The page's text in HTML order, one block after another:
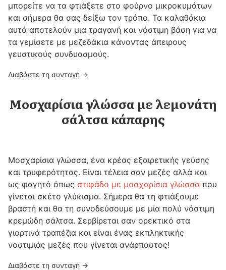
μπορείτε να τα φτιάξετε στο φούρνο μικροκυμάτων
και σήμερα θα σας δείξω τον τρόπο. Τα καλαθάκια
αυτά αποτελούν μια τραγανή και νόστιμη βάση για να
τα γεμίσετε με μεζεδάκια κάνοντας άπειρους
γευστικούς συνδυασμούς.
Διαβάστε τη συνταγή →
Μοσχαρίσια γλώσσα με λεμονάτη
σάλτσα κάπαρης
Μοσχαρίσια γλώσσα, ένα κρέας εξαιρετικής γεύσης
και τρυφερότητας. Είναι τέλεια σαν μεζές αλλά και
ως φαγητό όπως στιφάδο με μοσχαρίσια γλώσσα που
γίνεται σκέτο γλύκισμα. Σήμερα θα τη φτιάξουμε
βραστή και θα τη συνοδεύσουμε με μία πολύ νόστιμη
κρεμώδη σάλτσα. Σερβίρεται σαν ορεκτικό στα
γιορτινά τραπέζια και είναι ένας εκπληκτικής
νοστιμιάς μεζές που γίνεται ανάρπαστος!
Διαβάστε τη συνταγή →